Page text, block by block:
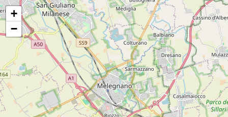
+
−